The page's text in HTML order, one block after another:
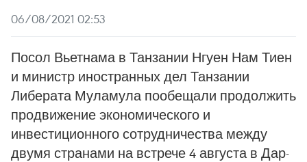
06/08/2021 02:53
Посол Вьетнама в Танзании Нгуен Нам Тиен
и министр иностранных дел Танзании
Либерата Муламула пообещали продолжить
продвижение экономического и
инвестиционного сотрудничества между
двумя странами на встрече 4 августа в Дар-